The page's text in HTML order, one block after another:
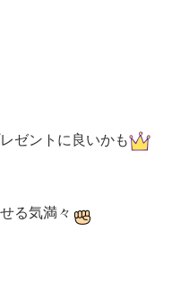
職 parker ギフト おしゃ
ド 替え芯 付き 父 書き
ゼントに良いかも
る気満々